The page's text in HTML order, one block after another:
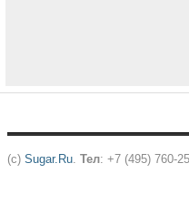
(c) Sugar.Ru. Тел: +7 (495) 760-